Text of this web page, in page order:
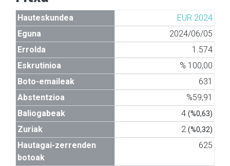
Hauteskundea
EUR 2024
Eguna
2024/06/05
Errolda
1.574
Eskrutinioa
% 100,00
Boto-emaileak
631
Abstentzioa
%59,91
Baliogabeak
4 (%0,63)
Zuriak 2 (%0,32)
Hautagai-zerrenden
botoak
625